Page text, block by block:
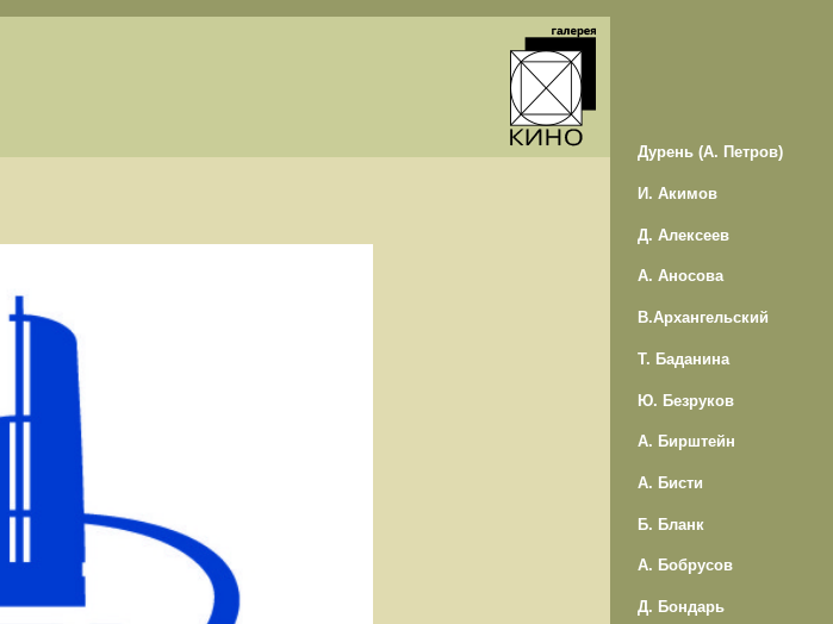
Дурень (А. Петров)
И. Акимов
Д. Алексеев
А. Аносова
В.Архангельский
Т. Баданина
Ю. Безруков
А. Бирштейн
А. Бисти
Б. Бланк
А. Бобрусов
Д. Бондарь